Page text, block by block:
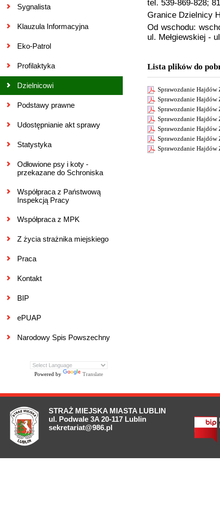
Sygnalista
Klauzula Informacyjna
Eko-Patrol
Profilaktyka
Dzielnicowi
Podstawy prawne
Udostępnianie akt sprawy
Statystyka
Odłowione psy i koty -
przekazane do Schroniska
Współpraca z Państwową
Inspekcją Pracy
Współpraca z MPK
Z życia strażnika miejskiego
Praca
Kontakt
BIP
ePUAP
Narodowy Spis Powszechny
Powered by Translate
tel. 539-869-828;
Granice Dzielnicy
Od wschodu:
ul. Mełgiewskiej -
Lista plików do
Sprawozdanie Hajdów
Sprawozdanie Hajdów
Sprawozdanie Hajdów
Sprawozdanie Hajdów
Sprawozdanie Hajdów
Sprawozdanie Hajdów
Sprawozdanie Hajdów
STRAŻ MIEJSKA MIASTA LUBLIN
ul. Podwale 3A 20-117 Lublin
sekretariat@986.pl